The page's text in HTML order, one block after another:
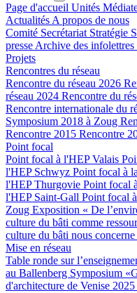
Page d'accueil Unités
Actualités A propos de nous
Comité Secrétariat Stratégie
presse Archive des infolettres
Projets
Rencontres du réseau
Rencontre du réseau 2026
réseau 2024 Rencontre du
Rencontre internationale du
Symposium 2018 à Zoug
Rencontre 2015 Rencontre
Point focal
Point focal à l'HEP Valais
l'HEP Schwyz Point focal à
l'HEP Thurgovie Point focal
l'HEP Saint-Gall Point focal
Zoug Exposition « De
culture du bâti comme
culture du bâti nous concerne
Mise en réseau
Table ronde sur
au Ballenberg Symposium
d'architecture de Venise 2025